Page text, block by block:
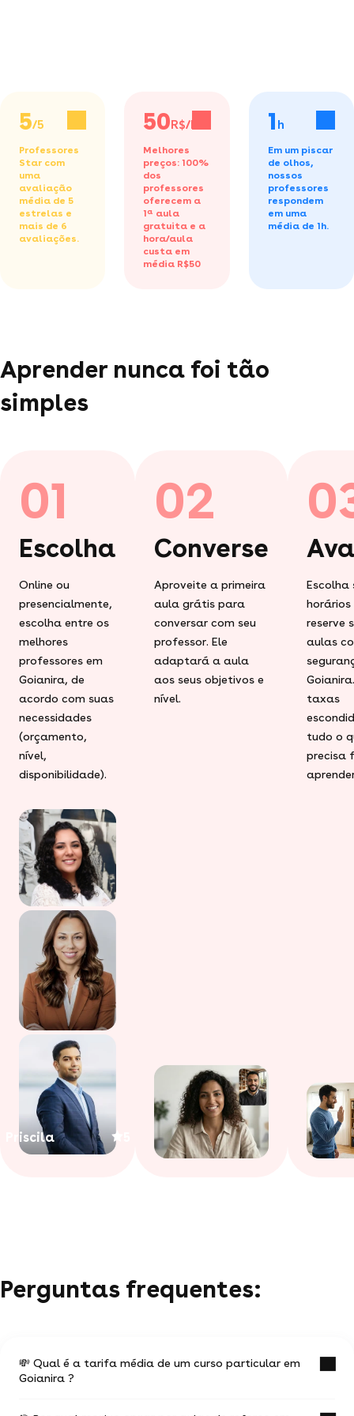
5/5
Professores
Star com
uma
avaliação
média de 5
estrelas e
mais de 6
avaliações.
50R$/h
Melhores
preços: 100%
dos
professores
oferecem a
1ª aula
gratuita e a
hora/aula
custa em
média R$50
1 h
Em um piscar
de olhos,
nossos
professores
respondem
em uma
média de 1h.
Aprender nunca foi tão
simples
01
Escolha
Online ou
presencialmente,
escolha entre os
melhores
professores em
Goianira, de
acordo com suas
necessidades
(orçamento,
nível,
disponibilidade).
Priscila
02
Converse
Aproveite a primeira
aula grátis para
conversar com seu
professor. Ele
adaptará a aula
aos seus objetivos e
nível.
Escolha
horários
reserve
aulas
taxas
tudo o
precisa
Perguntas frequentes:
💸 Qual é a tarifa média de um curso particular em
Goianira ?